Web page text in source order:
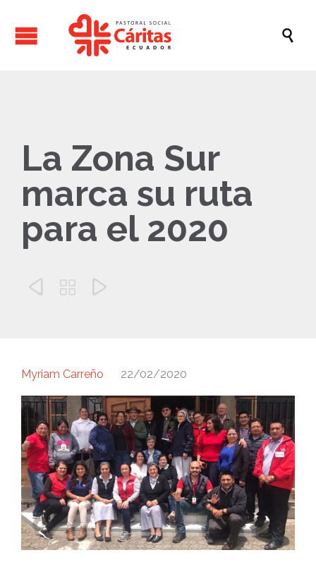

La Zona Sur
marca su ruta
para el 2020
  
Myriam Carreño 22/02/2020